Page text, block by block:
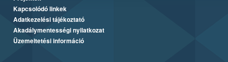
Kapcsolódó linkek
Adatkezelési tájékoztató
Akadálymentességi nyilatkozat
Üzemeltetési információ